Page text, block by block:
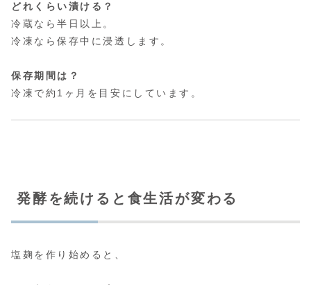
どれくらい漬ける？
冷蔵なら半日以上。
冷凍なら保存中に浸透します。
保存期間は？
冷凍で約1ヶ月を目安にしています。
発酵を続けると食生活が変わる
塩麹を作り始めると、